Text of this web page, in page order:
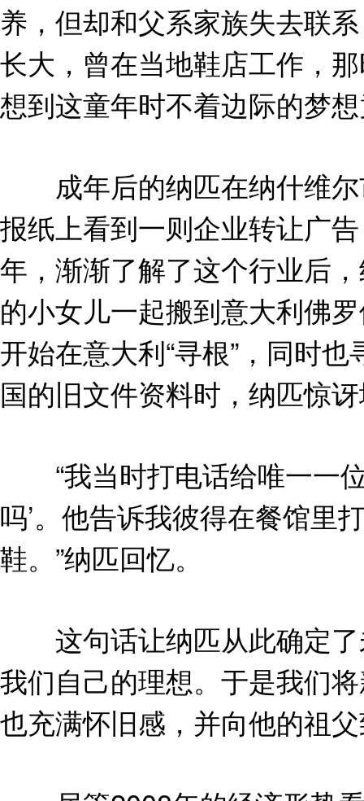
养，但却和父系家族失去联
长大，曾在当地鞋店工作，
想到这童年时不着边际的梦
成年后的纳匹在纳什维尔
报纸上看到一则企业转让广
年，渐渐了解了这个行业后
的小女儿一起搬到意大利佛
开始在意大利“寻根”，同时
国的旧文件资料时，纳匹惊
“我当时打电话给唯一一位
吗’。他告诉我彼得在餐馆里
鞋。”纳匹回忆。
这句话让纳匹从此确定了
我们自己的理想。于是我们
也充满怀旧感，并向他的祖